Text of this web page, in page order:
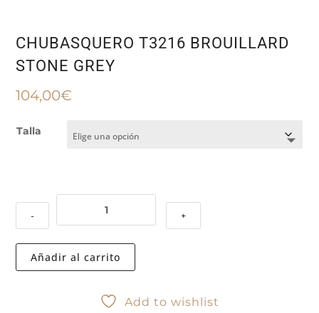
CHUBASQUERO T3216 BROUILLARD
STONE GREY
104,00€
Talla
- +
Añadir al carrito
Add to wishlist